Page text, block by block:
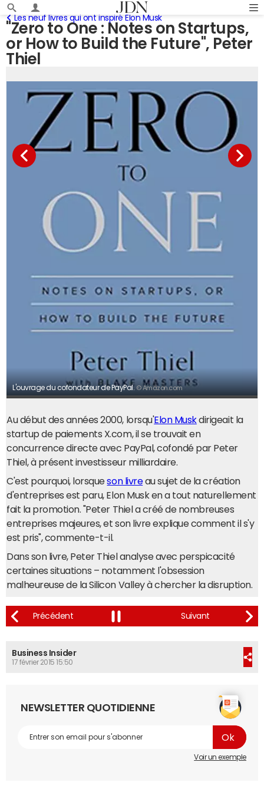
"Zero to One : Notes on Startups,
or How to Build the Future", Peter
Thiel
Les neuf livres qui ont inspiré Elon Musk
L'ouvrage du cofondateur de PayPal. © Amazon.com
Au début des années 2000, lorsqu'Elon Muskdirigeait la
startup de paiements X.com, il se trouvait en
concurrence directe avec PayPal, cofondé par Peter
Thiel, à présent investisseur milliardaire.
C'est pourquoi, lorsqueson livreau sujet de la création
d'entreprises est paru, Elon Musk en a tout naturellement
fait la promotion. "Peter Thiel a créé de nombreuses
entreprises majeures, et son livre explique comment il s'y
est pris", commente-t-il.
Dans son livre, Peter Thiel analyse avec perspicacité
certaines situations – notamment l'obsession
malheureuse de la Silicon Valley à chercher la disruption.
Business Insider
17 février 2015 15:50
NEWSLETTER QUOTIDIENNE
Voir un exemple